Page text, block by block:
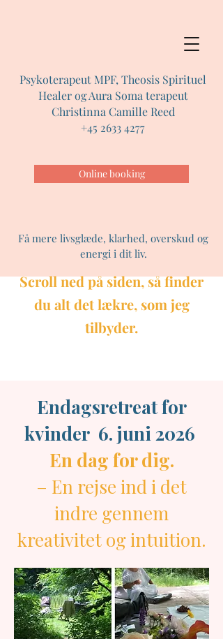
Få mere livsglæde, klarhed, overskud og
energi i dit liv.
Psykoterapeut MPF, Theosis Spirituel
Healer og Aura Soma terapeut
Christinna Camille Reed
+45 2633 4277
Online booking
Scroll ned på siden, så finder
du alt det lækre, som jeg
tilbyder.
Endagsretreat for
kvinder 6. juni 2026
En dag for dig.
– En rejse ind i det
indre gennem
kreativitet og intuition.